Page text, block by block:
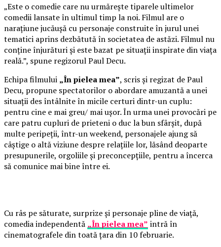
„Este o comedie care nu urmărește tiparele ultimelor
comedii lansate în ultimul timp la noi. Filmul are o
narațiune jucăușă cu personaje construite în jurul unei
tematici aprins dezbătută în societatea de astăzi. Filmul nu
conține înjurături și este bazat pe situații inspirate din viața
reală.”, spune regizorul Paul Decu.
Echipa filmului „În pielea mea”, scris și regizat de Paul
Decu, propune spectatorilor o abordare amuzantă a unei
situații des întâlnite în micile certuri dintr-un cuplu:
pentru cine e mai greu/ mai ușor. În urma unei provocări pe
care patru cupluri de prieteni o duc la bun sfârșit, după
multe peripeții, într-un weekend, personajele ajung să
câștige o altă viziune despre relațiile lor, lăsând deoparte
presupunerile, orgoliile și preconcepțiile, pentru a încerca
să comunice mai bine între ei.
Cu râs pe săturate, surprize și personaje pline de viață,
comedia independentă „În pielea mea” intră în
cinematografele din toată țara din 10 februarie.